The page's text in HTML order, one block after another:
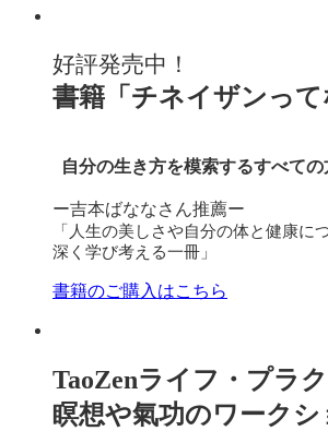
好評発売中！
書籍「チネイザンって
自分の生き方を模索するすべての
ー吉本ばななさん推薦ー
「人生の美しさや自分の体と健康に
深く学び考える一冊」
書籍のご購入はこちら
TaoZenライフ・プラ
瞑想や氣功のワークシ